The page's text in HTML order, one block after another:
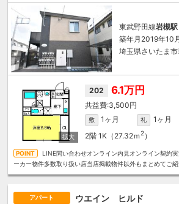
東武野田線岩槻駅
築年月2019年10
埼玉県さいたま
202 6.1万円
3,500円
敷 1ヶ月 礼
1ヶ月
2階 1K（27.32ｍ 2）
LINE問い合わせオンライン内見オンライン契約
ーカー物件多数取り扱い店当店掲載物件以外もまとめてご紹
アパート ウエイン ヒルド